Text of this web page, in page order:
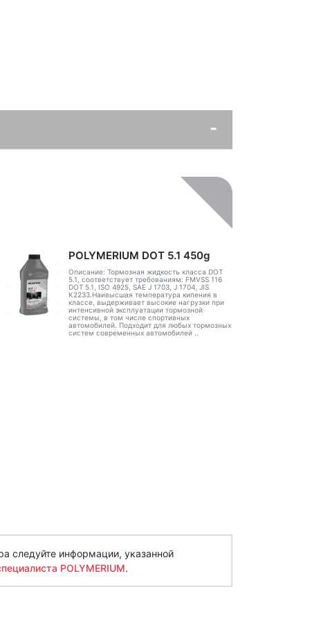
POLYMERIUM DOT 5.1 450g
Описание: Тормозная жидкость класса DOT
5.1, соответствует требованиям: FMVSS 116
DOT 5.1, ISO 4925, SAE J 1703, J 1704, JIS
K2233.Наивысшая температура кипения в
классе, выдерживает высокие нагрузки при
интенсивной эксплуатации тормозной
системы, в том числе спортивных
автомобилей. Подходит для любых тормозных
систем современных автомобилей ..
следуйте информации, указанной
POLYMERIUM.